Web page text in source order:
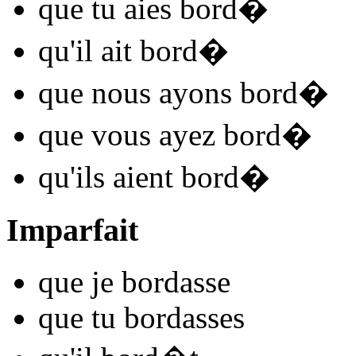
que tu aies bord�
qu'il ait bord�
que nous ayons bord�
que vous ayez bord�
qu'ils aient bord�
Imparfait
que je bordasse
que tu bordasses